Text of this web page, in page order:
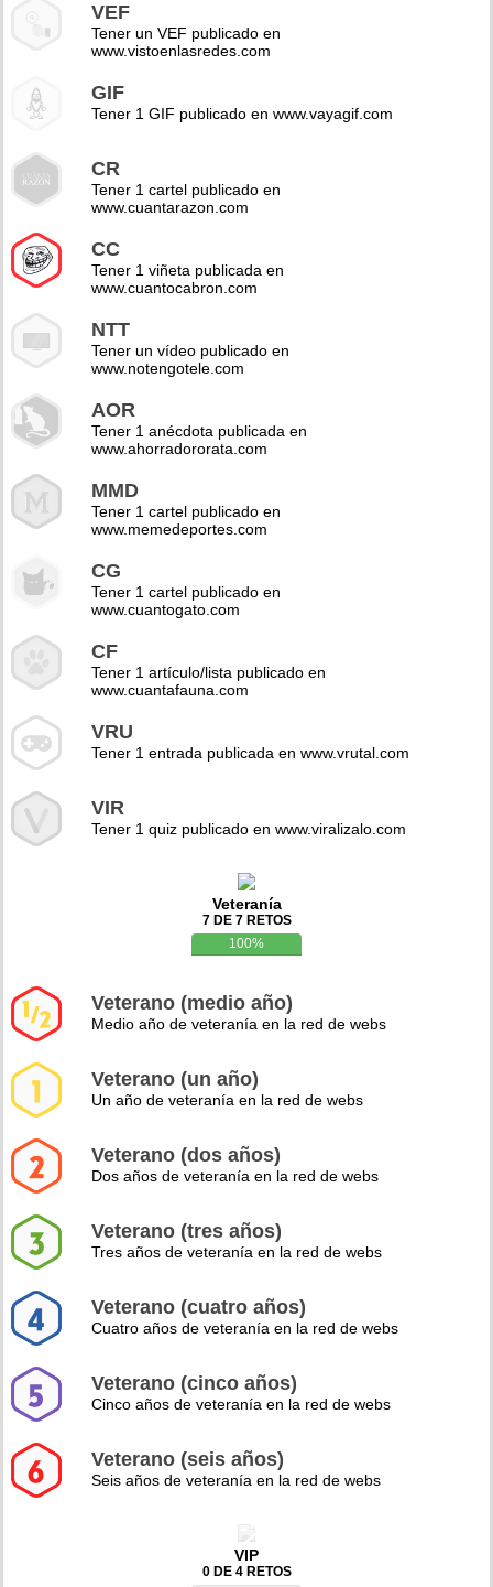
VEF
Tener un VEF publicado en
www.vistoenlasredes.com
GIF
Tener 1 GIF publicado en www.vayagif.com
CR
Tener 1 cartel publicado en
www.cuantarazon.com
CC
Tener 1 viñeta publicada en
www.cuantocabron.com
NTT
Tener un vídeo publicado en
www.notengotele.com
AOR
Tener 1 anécdota publicada en
www.ahorradororata.com
MMD
Tener 1 cartel publicado en
www.memedeportes.com
CG
Tener 1 cartel publicado en
www.cuantogato.com
CF
Tener 1 artículo/lista publicado en
www.cuantafauna.com
VRU
Tener 1 entrada publicada en www.vrutal.com
VIR
Tener 1 quiz publicado en www.viralizalo.com
Veteranía
7 DE 7 RETOS
100%
Veterano (medio año)
Medio año de veteranía en la red de webs
Veterano (un año)
Un año de veteranía en la red de webs
Veterano (dos años)
Dos años de veteranía en la red de webs
Veterano (tres años)
Tres años de veteranía en la red de webs
Veterano (cuatro años)
Cuatro años de veteranía en la red de webs
Veterano (cinco años)
Cinco años de veteranía en la red de webs
Veterano (seis años)
Seis años de veteranía en la red de webs
VIP
0 DE 4 RETOS